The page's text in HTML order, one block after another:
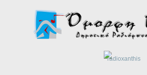
radioxanthis